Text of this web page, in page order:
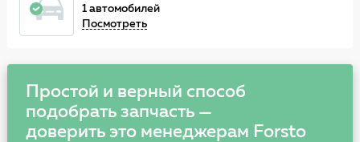
1 автомобилей
Посмотреть
Простой и верный способ
подобрать запчасть —
доверить это менеджерам Forsto